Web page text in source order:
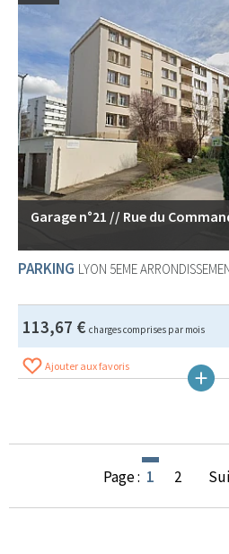
Garage n°21 // Rue du
PARKING LYON 5EME
113,67 € charges comprises par mois
Ajouter aux favoris
Page : 1 2